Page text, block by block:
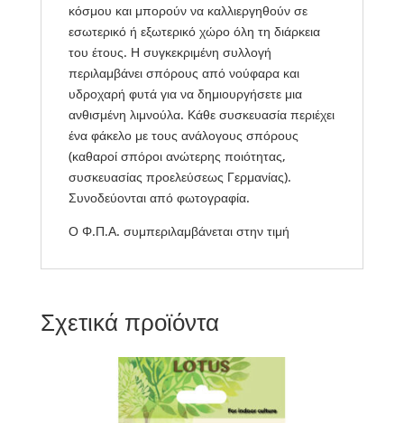
κόσμου και μπορούν να καλλιεργηθούν σε
εσωτερικό ή εξωτερικό χώρο όλη τη διάρκεια
του έτους. Η συγκεκριμένη συλλογή
περιλαμβάνει σπόρους από νούφαρα και
υδροχαρή φυτά για να δημιουργήσετε μια
ανθισμένη λιμνούλα. Κάθε συσκευασία περιέχει
ένα φάκελο με τους ανάλογους σπόρους
(καθαροί σπόροι ανώτερης ποιότητας,
συσκευασίας προελεύσεως Γερμανίας).
Συνοδεύονται από φωτογραφία.
Ο Φ.Π.Α. συμπεριλαμβάνεται στην τιμή
Σχετικά προϊόντα